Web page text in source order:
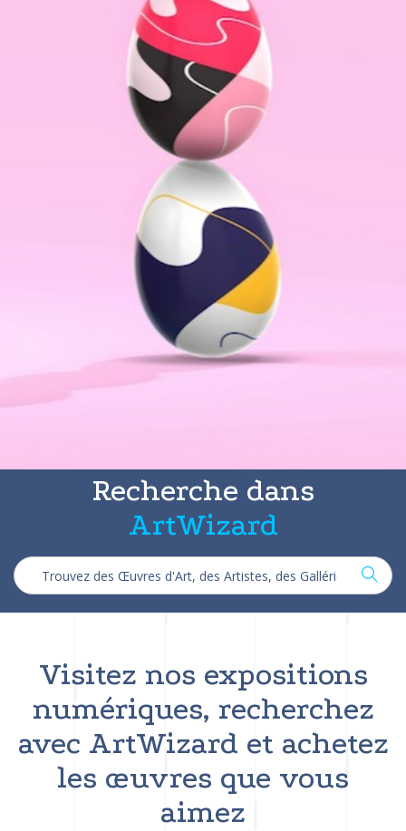
Recherche dans
ArtWizard
Visitez nos expositions
numériques, recherchez
avec ArtWizard et achetez
les œuvres que vous
aimez